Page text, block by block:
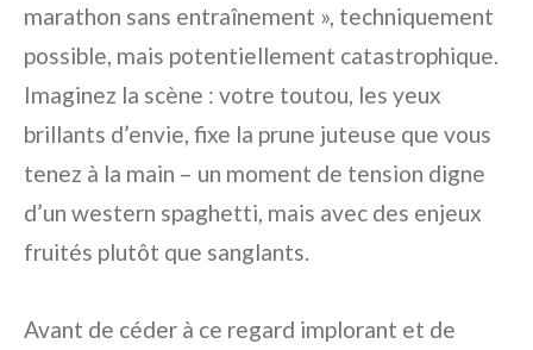
marathon sans entraînement », techniquement
possible, mais potentiellement catastrophique.
Imaginez la scène : votre toutou, les yeux
brillants d’envie, fixe la prune juteuse que vous
tenez à la main – un moment de tension digne
d’un western spaghetti, mais avec des enjeux
fruités plutôt que sanglants.
Avant de céder à ce regard implorant et de